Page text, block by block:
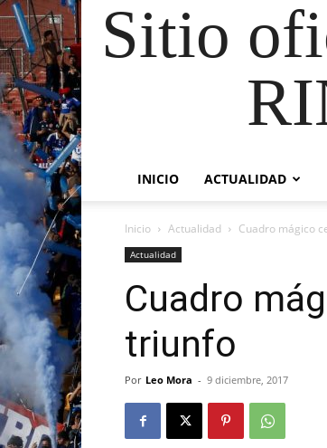
Sitio
INICIO ACTUALIDAD
Inicio Actualidad Cuadro mágico
Actualidad
Cuadro
triunfo
Por Leo Mora - 9 diciembre, 2017